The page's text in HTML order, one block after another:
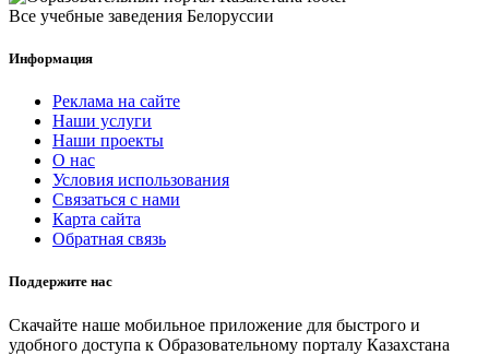
Все учебные заведения Белоруссии
Информация
Реклама на сайте
Наши услуги
Наши проекты
О нас
Условия использования
Связаться с нами
Карта сайта
Обратная связь
Поддержите нас
Скачайте наше мобильное приложение для быстрого и
удобного доступа к Образовательному порталу Казахстана